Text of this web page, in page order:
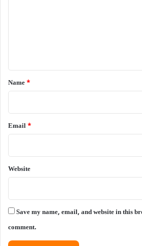
*
Name *
Email *
Website
Save my name, email, and website in this
comment.